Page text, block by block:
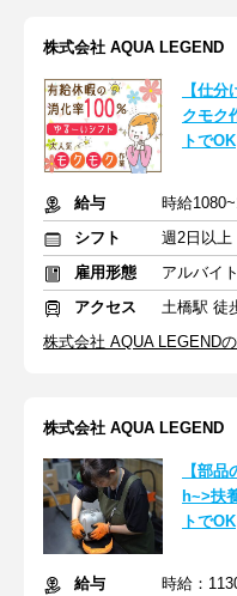
株式会社 AQUA LEGEND
【仕
クモク
トでOK
給与
シフト
週2日以上
雇用形態
アルバイ
アクセス
土橋駅 徒
株式会社 AQUA LEGEND
株式会社 AQUA LEGEND
【部
h~>扶
トでOK
給与